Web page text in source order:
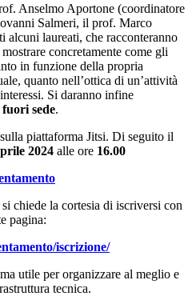
Anselmo Aportone (coordinatore
Salmeri, il prof. Marco
alcuni laureati, che racconteranno
concretamente come gli
in funzione della propria
quanto nell’ottica di un’attività
Si daranno infine
sede.
piattaforma Jitsi. Di seguito il
2024 alle ore 16.00
chiede la cortesia di iscriversi con
pagina:
iscrizione/
utile per organizzare al meglio e
tecnica.